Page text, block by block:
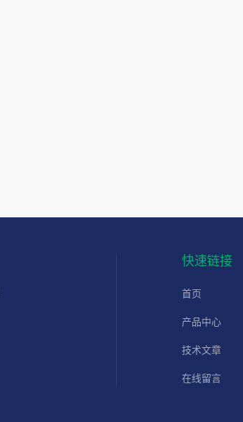
快速链接
首页
产品中心
技术文章
在线留言